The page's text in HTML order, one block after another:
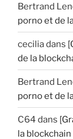
Bertrand
porno et de
ceciliadans
de la
Bertrand
porno et de
C64 dans
la blockchain